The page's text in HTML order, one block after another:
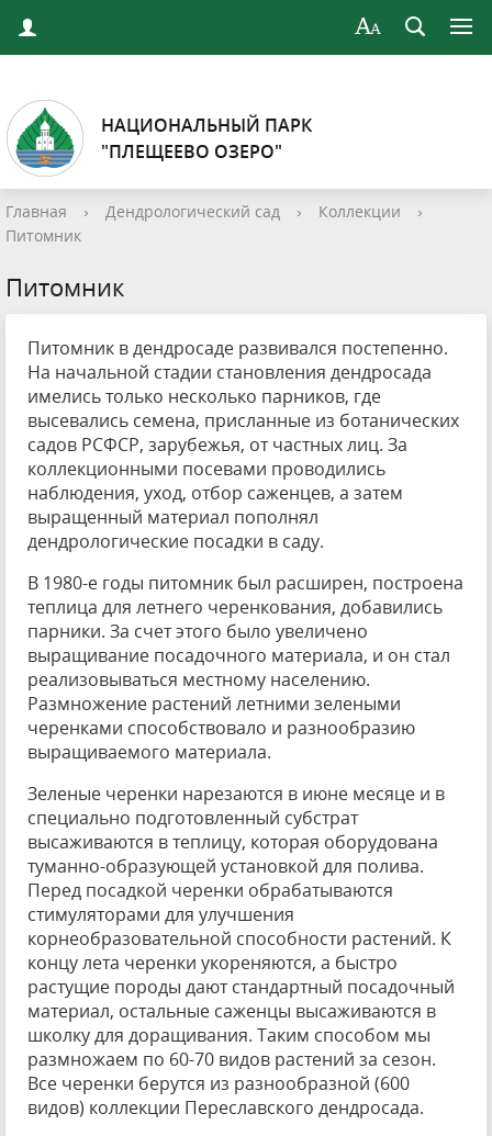
НАЦИОНАЛЬНЫЙ ПАРК
"ПЛЕЩЕЕВО ОЗЕРО"
Главная › Дендрологический сад › Коллекции
›
Питомник
Питомник
Питомник в дендросаде развивался постепенно.
На начальной стадии становления дендросада
имелись только несколько парников, где
высевались семена, присланные из ботанических
садов РСФСР, зарубежья, от частных лиц. За
коллекционными посевами проводились
наблюдения, уход, отбор саженцев, а затем
выращенный материал пополнял
дендрологические посадки в саду.
В 1980-е годы питомник был расширен, построена
теплица для летнего черенкования, добавились
парники. За счет этого было увеличено
выращивание посадочного материала, и он стал
реализовываться местному населению.
Размножение растений летними зелеными
черенками способствовало и разнообразию
выращиваемого материала.
Зеленые черенки нарезаются в июне месяце и в
специально подготовленный субстрат
высаживаются в теплицу, которая оборудована
туманно-образующей установкой для полива.
Перед посадкой черенки обрабатываются
стимуляторами для улучшения
корнеобразовательной способности растений. К
концу лета черенки укореняются, а быстро
растущие породы дают стандартный посадочный
материал, остальные саженцы высаживаются в
школку для доращивания. Таким способом мы
размножаем по 60-70 видов растений за сезон.
Все черенки берутся из разнообразной (600
видов) коллекции Переславского дендросада.